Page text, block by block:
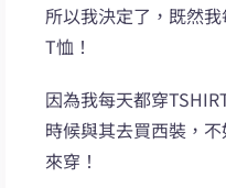
所以我決定了，既然
T恤！
因為我每天都穿
時候與其去買西裝，
來穿！